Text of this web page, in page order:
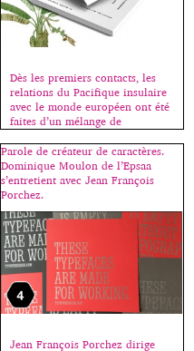
Dès les premiers contacts, les
relations du Pacifique insulaire
avec le monde européen ont été
faites d’un mélange de
fascination et de méfiance. Les
mythes, noirs ou blancs,
circulaient, mais s’il était une
dimension qui manquait trop
souvent aux images véhiculées
sur cette partie du monde,
c’était bien celle de la
compréhension. Projections
idéologiques floues, […]
Parole de créateur de caractères.
Dominique Moulon de l’Epsaa
s’entretient avec Jean François
Porchez.
Jean François Porchez dirige